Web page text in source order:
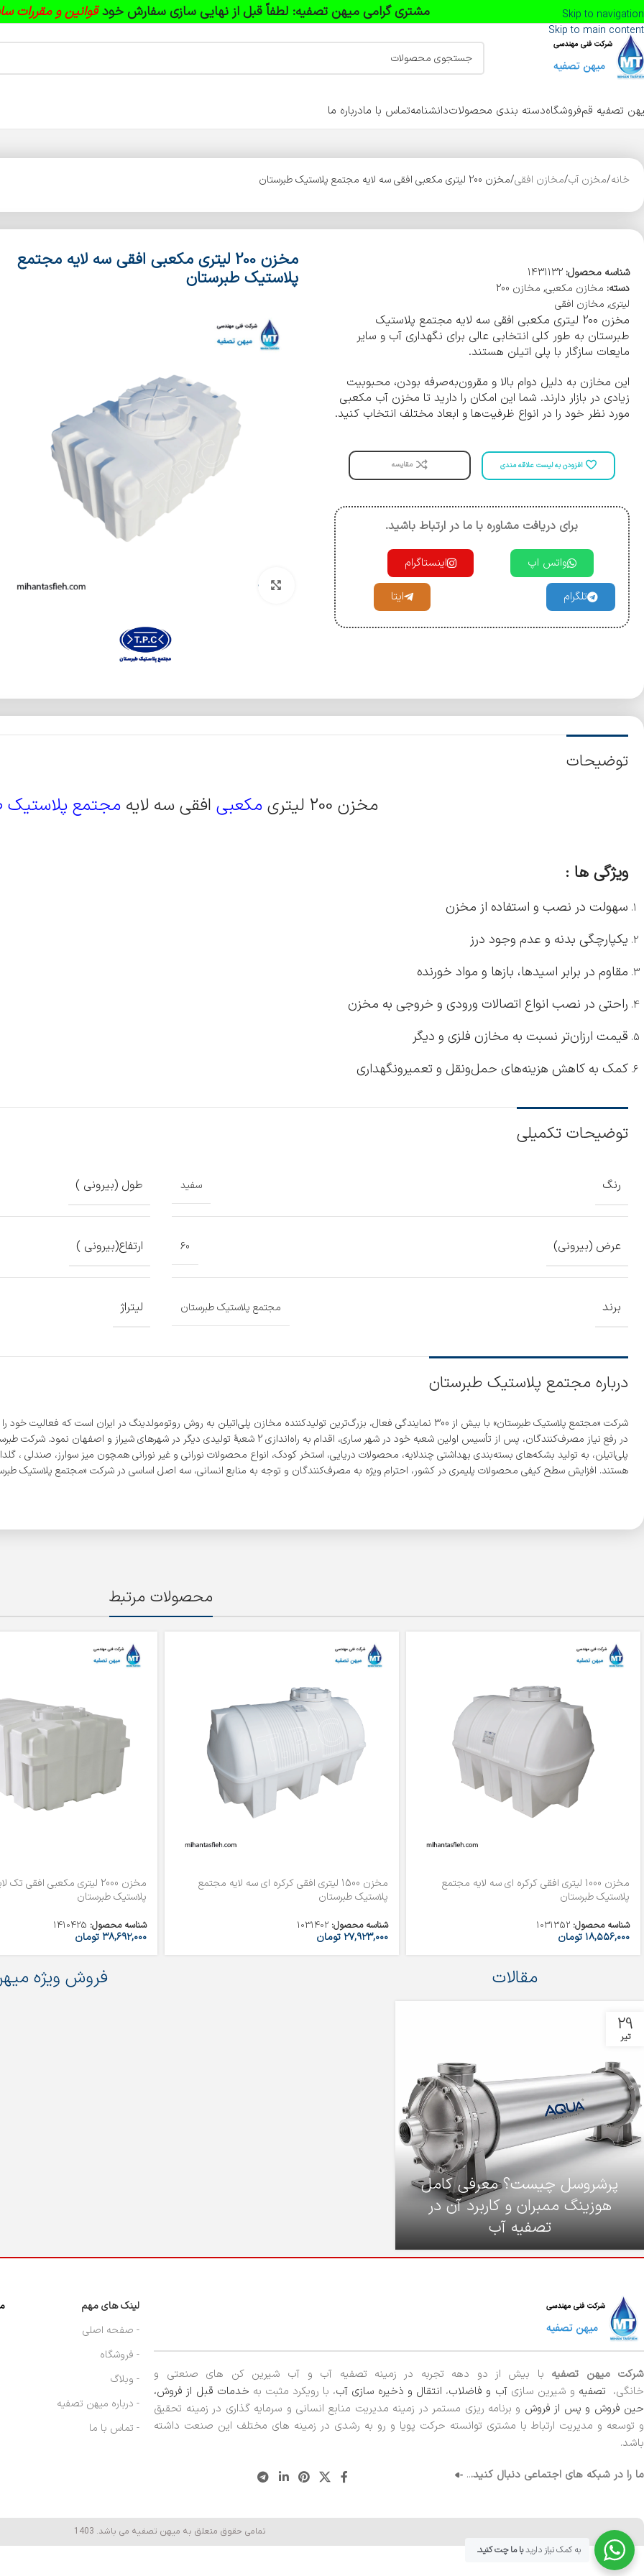
Skip to navigation
Skip to main content
مشتری گرامی میهن تصفیه: لطفاً قبل از نهایی سازی سفارش خودقوانین و مقررات
تصفیه قمفروشگاهدسته بندی محصولاتدانشنامهتماس با مادرباره ما
خانه مخزن آب مخازن افقی مخزن 200 لیتری مکعبی افقی سه لایه مجتمع پلاستیک طبرستان
شناسه محصول: 1431132
دسته: مخازن مکعبی,
مخازن 200
لیتری, مخازن افقی
مخزن 200 لیتری مکعبی افقی سه لایه مجتمع پلاستیک
طبرستان به طور کلی انتخابی عالی برای نگهداری آب و سایر
مایعات سازگار با پلی اتیلن هستند.
این مخازن به دلیل دوام بالا و مقرون‌به‌صرفه بودن، محبوبیت
زیادی در بازار دارند. شما این امکان را دارید تا مخزن آب مکعبی
مورد نظر خود را در انواع ظرفیت‌ها و ابعاد مختلف انتخاب کنید.
افزودن به لیست علاقه مندی مقایسه
برای دریافت مشاوره با ما در ارتباط باشید.
واتس اپ اینستاگرام
تلگرام ایتا
مخزن 200 لیتری مکعبی افقی سه لایه مجتمع
پلاستیک طبرستان
بزرگنمایی تصویر
توضیحات
مخزن 200 لیتری مکعبی افقی سه لایه مجتمع پلاستیک
ویژگی ها :
سهولت در نصب و استفاده از مخزن
یکپارچگی بدنه و عدم وجود درز
مقاوم در برابر اسیدها، بازها و مواد خورنده
راحتی در نصب انواع اتصالات ورودی و خروجی به مخزن
قیمت ارزان‌تر نسبت به مخازن فلزی و دیگر
کمک به کاهش هزینه‌های حمل‌ونقل و تعمیرونگهداری
توضیحات تکمیلی
رنگ سفید طول (بیرونی )
عرض (بیرونی) 60 ارتفاع(بیرونی )
برند مجتمع پلاستیک طبرستان لیتراژ
درباره مجتمع پلاستیک طبرستان
در رفع نیاز مصرف‌کنندگان، پس از تأسیس اولین شعبه خود در شهر ساری، اقدام به راه‌اندازی 2 شعبۀ
پلی‌اتیلن، به تولید بشکه‌های بسته‌بندی بهداشتی چندلایه، محصولات دریایی، استخر کودک، انواع محصولات نورانی و غیر نورانی همچون میز سوارز، صندلی ،
هستند. افزایش سطح کیفی محصولات پلیمری در کشور، احترام ویژه به مصرف‌کنندگان و توجه به منابع انسانی، سه اصل اساسی در شرکت «مجتمع پلاستیک
محصولات مرتبط
مخزن 1000 لیتری افقی کرکره ای سه لایه مجتمع
پلاستیک طبرستان
شناسه محصول: 1031352
۱۸,۵۵۶,۰۰۰ تومان
مخزن 1500 لیتری افقی کرکره ای سه لایه مجتمع
پلاستیک طبرستان
شناسه محصول: 1031402
۲۷,۹۲۳,۰۰۰ تومان
مخزن 2000 لیتری مکعبی افقی
پلاستیک طبرستان
شناسه محصول: 1410425
۳۸,۶۹۲,۰۰۰تومان
مقالات
29
تیر
پرشروسل چیست؟ معرفی کامل
هوزینگ ممبران و کاربرد آن در
تصفیه آب
فروش ویژه
شرکت میهن تصفیه با بیش از دو دهه تجربه در زمینه تصفیه آب و آب شیرین کن های صنعتی و
خانگی، تصفیه و شیرین سازیآب و فاضلاب، انتقال و ذخیره سازی آب، با رویکرد مثبت به خدمات قبل از فروش،
حین فروش و پس از فروش و برنامه ریزی مستمر در زمینه مدیریت منابع انسانی و سرمایه گذاری در زمینه تحقیق
و توسعه و مدیریت ارتباط با مشتری توانسته حرکت پویا و رو به رشدی در زمینه های مختلف این صنعت داشته
باشد.
ما را در شبکه های اجتماعی دنبال کنید...
لینک های مهم
- صفحه اصلی
- فروشگاه
- وبلاگ
- درباره میهن تصفیه
- تماس با ما
تمامی حقوق متعلق به میهن تصفیه می باشد. 1403
به کمک نیاز داریدبا ما چت کنید.